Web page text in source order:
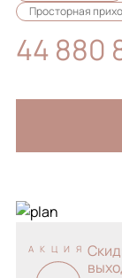
Просторная
44 880
АКЦИЯ